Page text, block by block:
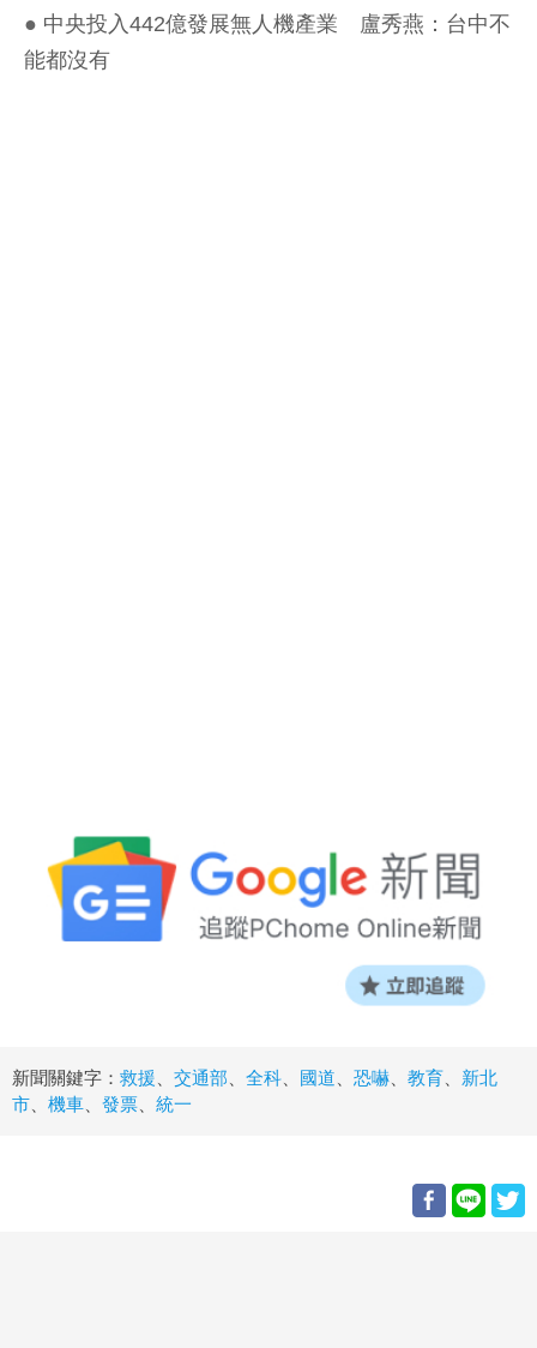
● 中央投入442億發展無人機產業 盧秀燕：台中不
能都沒有
新聞關鍵字： 救援 交通部 全科 國道 恐嚇 教育
新北
市
機車 發票 統一